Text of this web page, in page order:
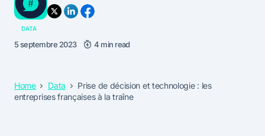
DATA
5 septembre 2023 4 min read
Home Data
Prise de décision et technologie : les
entreprises françaises à la traîne